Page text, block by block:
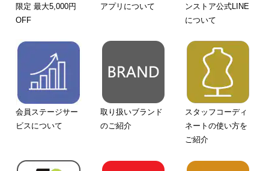
限定 最大5,000円
OFF
アプリについて
ンストア公式LINE
について
会員ステージサー
ビスについて
取り扱いブランド
のご紹介
スタッフコーディ
ネートの使い方を
ご紹介